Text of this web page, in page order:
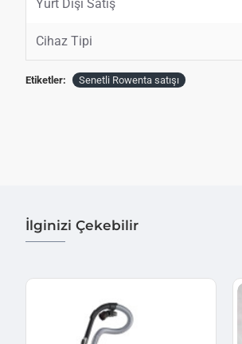
Yurt Dışı Satış
Cihaz Tipi
Etiketler: Senetli Rowenta satışı
İlginizi Çekebilir